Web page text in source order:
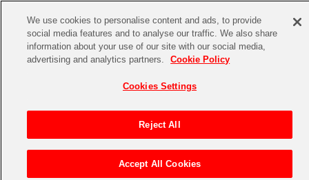
CHANNEL STORE EVENT
アイドルマスターシリーズ
アイドルマスター
イベントグッズ
トイ・ホビー
> キャラクター > キャプテン翼2
We use cookies to personalise content and ads, to provide
social media features and to analyse our traffic. We also share
information about your use of our site with our social media,
advertising and analytics partners.
Cookie Policy
Cookies Settings
Reject All
Accept All Cookies